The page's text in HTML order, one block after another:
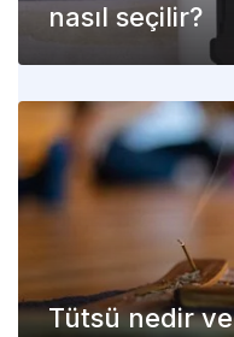
nasıl seçilir?
Tütsü nedir